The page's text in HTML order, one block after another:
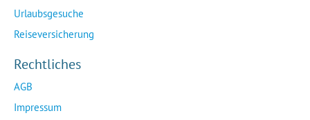
Urlaubsgesuche
Reiseversicherung
Rechtliches
AGB
Impressum